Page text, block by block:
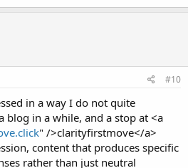
#10
in a way I do not quite
blog in a while, and a stop at <a
" />clarityfirstmove</a>
content that produces specific
rather than just neutral